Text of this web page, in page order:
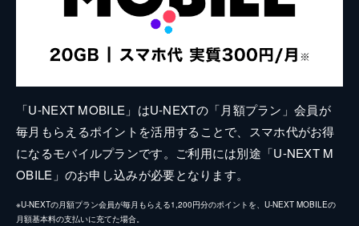
「U-NEXT MOBILE」はU-NEXTの「月額プラン」会員が
毎月もらえるポイントを活用することで、スマホ代がお得
になるモバイルプランです。ご利用には別途「U-NEXT M
OBILE」のお申し込みが必要となります。
※U-NEXTの月額プラン会員が毎月もらえる1,200円分のポイントを、U-NEXT MOBILEの
月額基本料の支払いに充てた場合。